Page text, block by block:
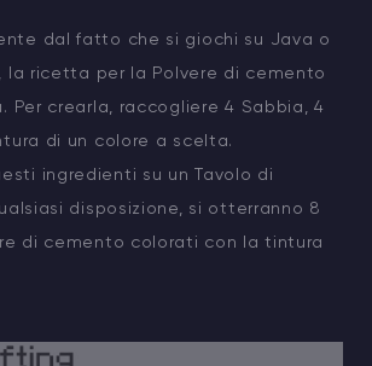
dal fatto che si giochi su Java o
la ricetta per la Polvere di cemento
Per crearla, raccogliere 4 Sabbia, 4
di un colore a scelta.
ingredienti su un Tavolo di
disposizione, si otterranno 8
di cemento colorati con la tintura